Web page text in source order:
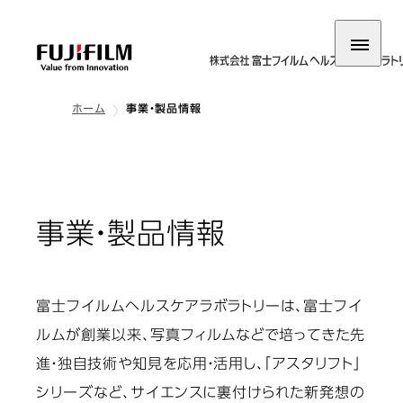
ホーム 事業・製品情報
事業・製品情報
富士フイルムヘルスケアラボラトリーは、富士フイ
ルムが創業以来、写真フィルムなどで培ってきた先
進・独自技術や知見を応用・活用し、「アスタリフト」
シリーズなど、サイエンスに裏付けられた新発想の